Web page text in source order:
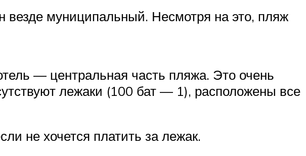
везде муниципальный. Несмотря на это, пляж
— центральная часть пляжа. Это очень
лежаки (100 бат — 1), расположены все
не хочется платить за лежак.